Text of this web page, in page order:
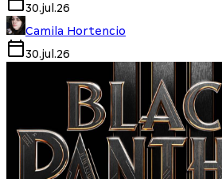
30.jul.26
Camila Hortencio
30.jul.26